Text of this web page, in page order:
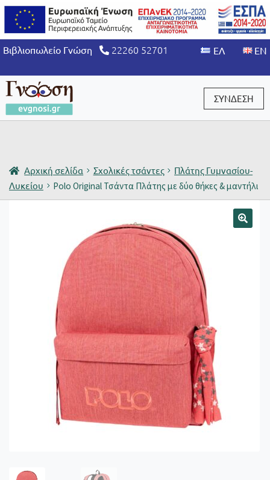
Βιβλιοπωλείο Γνώση 22260 52701
ΣΥΝΔΕΣΗ
Αρχική σελίδα Σχολικές τσάντες
Πλάτης Γυμνασίου-
Λυκείου
Polo Οriginal Τσάντα Πλάτης με δύο θήκες & μαντήλι